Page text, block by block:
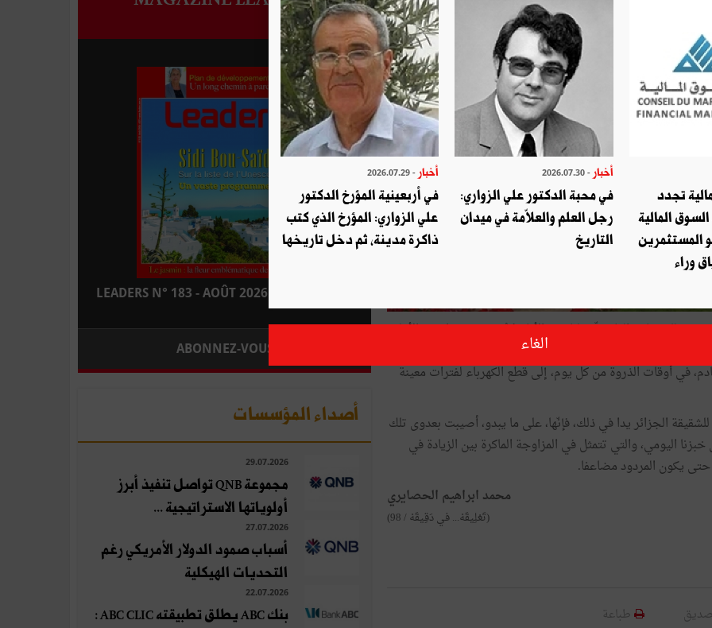
للكهرباء والغاز زفّت لنا هذه الأيام بُشْرَيَيْنِ مرة واحدة: الأولى
هي أنها، بدلا من أن تَعِدَنَا بتحسين خدماتها تبعا لذلك،
في أوقات الذروة من كل يوم، إلى قطع الكهرباء لفترات معينة
الجزائر يدا في ذلك، فإنّها، على ما يبدو، أصيبت بعدوى تلك
اليومي، والتي تتمثل في المزاوجة الماكرة بين الزيادة في
يكون المردود مضاعفا.
محمد ابراهيم الحصايري
(تَعْلِيقَهْ... في دَقِيقَهْ / 98)
طباعة
LEADERS N° 183 - AOÛT 2026 : EN KIOSQUE
ABONNEZ-VOUS
أصداء المؤسسات
29.07.2026
مجموعة QNB تواصل تنفيذ أبرز
أولوياتها الاستراتيجية ...
27.07.2026
أسباب صمود الدولار الأمريكي رغم
التحديات الهيكلية
22.07.2026
بنك ABC يطلق تطبيقته ABC CLIC :
تجدد
المالية
المستثمرين
وراء
أخبار - 2026.07.30
في محبة الدكتور علي الزواري:
رجل العلم والعلاّمة في ميدان
التاريخ
أخبار - 2026.07.29
في أربعينية المؤرخ الدكتور
علي الزواري: المؤرخ الذي كتب
ذاكرة مدينة، ثم دخل تاريخها
الغاء